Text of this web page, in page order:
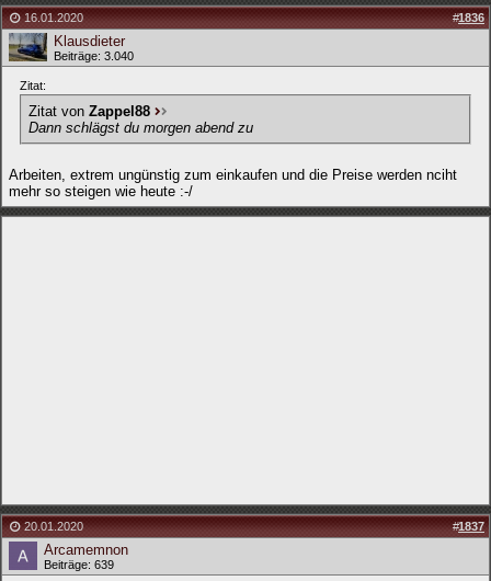
16.01.2020 #1836
Klausdieter
Beiträge: 3.040
Zitat:
Zitat von Zappel88
Dann schlägst du morgen abend zu
Arbeiten, extrem ungünstig zum einkaufen und die Preise werden nciht
mehr so steigen wie heute :-/
20.01.2020 #1837
Arcamemnon
Beiträge: 639